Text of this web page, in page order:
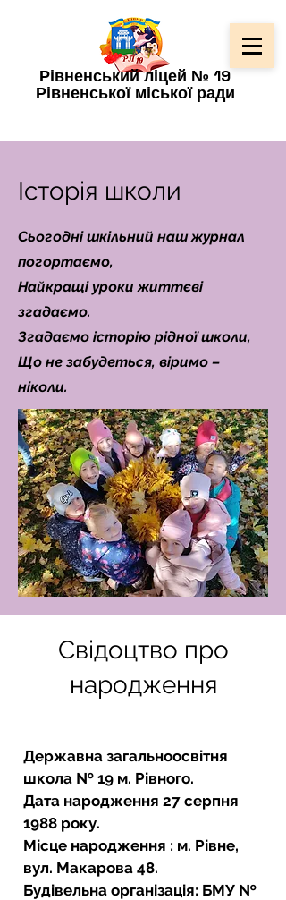
Рівненський ліцей № 19
Рівненської міської ради
Історія школи
Сьогодні шкільний наш журнал
погортаємо,
Найкращі уроки життєві
згадаємо.
Згадаємо історію рідної школи,
Що не забудеться, віримо –
ніколи.
Свідоцтво про
народження
Державна загальноосвітня
школа № 19 м. Рівного.
Дата народження 27 серпня
1988 року.
Місце народження : м. Рівне,
вул. Макарова 48.
Будівельна організація: БМУ №